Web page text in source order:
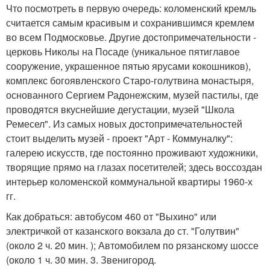
Что посмотреть в первую очередь: коломенский кремль
считается самым красивым и сохранившимся кремлем
во всем Подмосковье. Другие достопримечательности -
церковь Николы на Посаде (уникальное пятиглавое
сооружение, украшенное пятью ярусами кокошников),
комплекс богоявленского Старо-голутвина монастыря,
основанного Сергием Радонежским, музей пастилы, где
проводятся вкуснейшие дегустации, музей "Школа
Ремесел". Из самых новых достопримечательностей
стоит выделить музей - проект "Арт - Коммуналку":
галерею искусств, где постоянно проживают художники,
творящие прямо на глазах посетителей; здесь воссоздан
интерьер коломенской коммунальной квартиры 1960-х
гг.
Как добраться: автобусом 460 от "Выхино" или
электричкой от казанского вокзала до ст. "Голутвин"
(около 2 ч. 20 мин. ); Автомобилем по рязанскому шоссе
(около 1 ч. 30 мин. 3. Звенигород.